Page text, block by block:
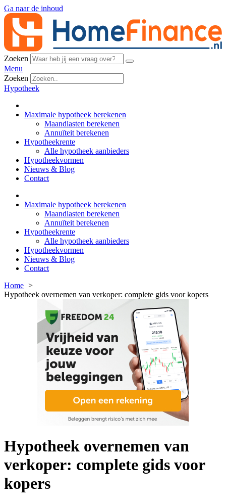
Ga naar de inhoud
Zoeken
Menu
Zoeken
Hypotheek
Maximale hypotheek berekenen
Maandlasten berekenen
Annuïteit berekenen
Hypotheekrente
Alle hypotheek aanbieders
Hypotheekvormen
Nieuws & Blog
Contact
Maximale hypotheek berekenen
Maandlasten berekenen
Annuïteit berekenen
Hypotheekrente
Alle hypotheek aanbieders
Hypotheekvormen
Nieuws & Blog
Contact
Home
Hypotheek overnemen van verkoper: complete gids voor kopers
Hypotheek overnemen van
verkoper: complete gids voor
kopers